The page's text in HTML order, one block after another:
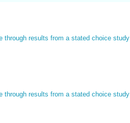
through results from a stated choice study
through results from a stated choice study